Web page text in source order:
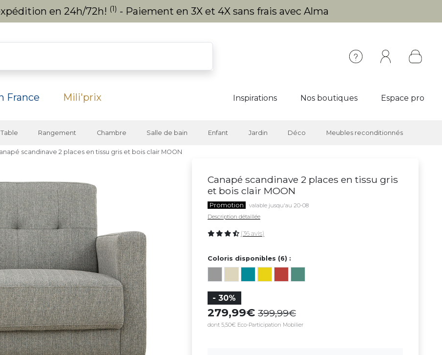
en 24h/72h! (1) - Paiement en 3X et 4X sans frais avec Alma
France Mili'prix Inspirations Nos boutiques Espace pro
Table Rangement Chambre Salle de bain Enfant Jardin Déco Meubles reconditionnés
scandinave 2 places en tissu gris et bois clair MOON
Canapé scandinave 2 places en tissu gris
et bois clair MOON
Promotion
valable jusqu'au 20-08
Description détaillée
(36 avis)
Coloris disponibles (6) :
- 30%
279,99 399,99
dont 5,50€ Eco-Participation Mobilier